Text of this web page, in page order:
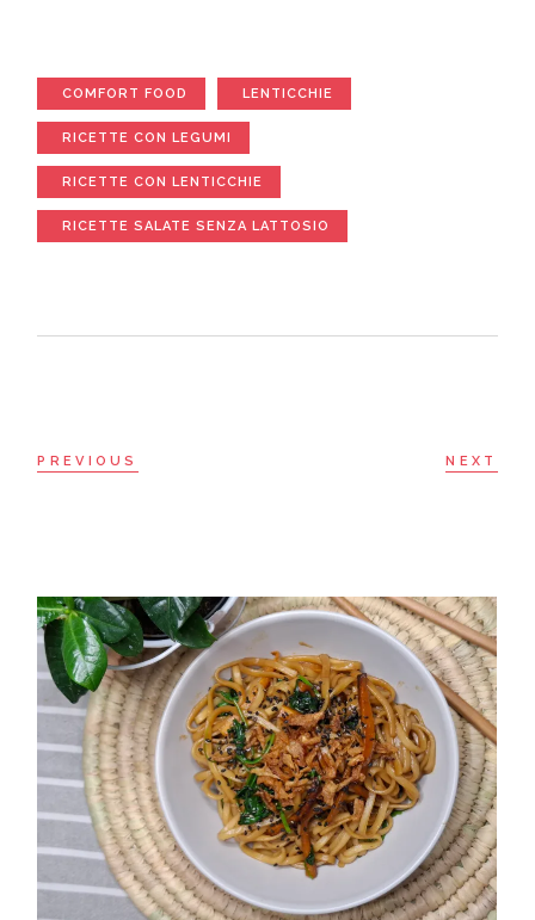
COMFORT FOOD LENTICCHIE
RICETTE CON LEGUMI
RICETTE CON LENTICCHIE
RICETTE SALATE SENZA LATTOSIO
PREVIOUS NEXT